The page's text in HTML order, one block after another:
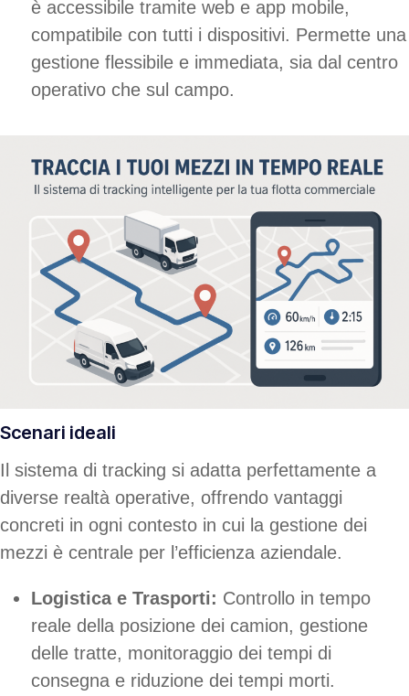
è accessibile tramite web e app mobile,
compatibile con tutti i dispositivi. Permette una
gestione flessibile e immediata, sia dal centro
operativo che sul campo.
Scenari ideali
Il sistema di tracking si adatta perfettamente a
diverse realtà operative, offrendo vantaggi
concreti in ogni contesto in cui la gestione dei
mezzi è centrale per l’efficienza aziendale.
Logistica e Trasporti: Controllo in tempo
reale della posizione dei camion, gestione
delle tratte, monitoraggio dei tempi di
consegna e riduzione dei tempi morti.